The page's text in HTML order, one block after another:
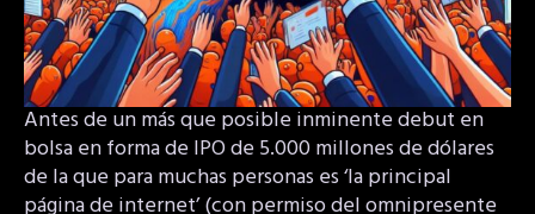
Antes de un más que posible inminente debut en
bolsa en forma de IPO de 5.000 millones de dólares
de la que para muchas personas es ‘la principal
página de internet’ (con permiso del omnipresente